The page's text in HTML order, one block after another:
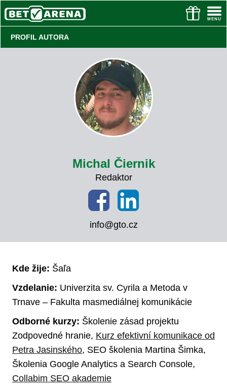
PROFIL AUTORA
Michal Čiernik
Redaktor
info@gto.cz
Kde žije: Šaľa
Vzdelanie: Univerzita sv. Cyrila a Metoda v
Trnave – Fakulta masmediálnej komunikácie
Odborné kurzy: Školenie zásad projektu
Zodpovedné hranie, Kurz efektivní komunikace od
Petra Jasinského, SEO školenia Martina Šimka,
Školenia Google Analytics a Search Console,
Collabim SEO akademie